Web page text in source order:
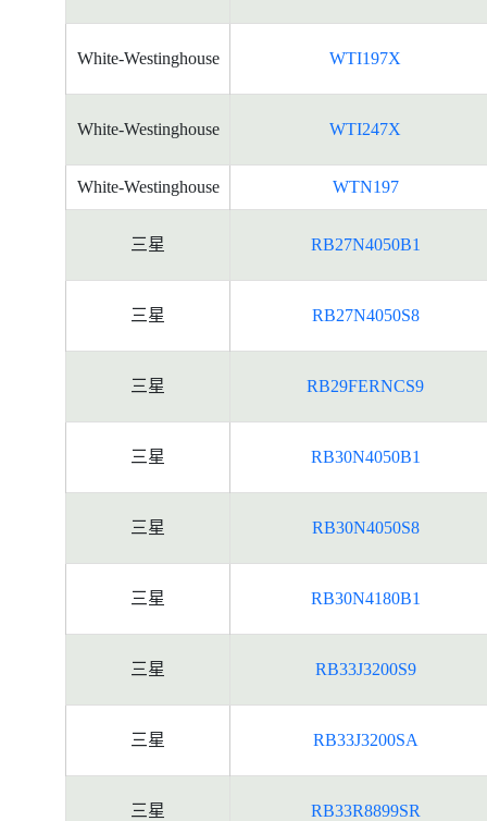
White-Westinghouse WTI197X
White-Westinghouse WTI247X
White-Westinghouse WTN197
三星 RB27N4050B1
三星 RB27N4050S8
三星 RB29FERNCS9
三星 RB30N4050B1
三星 RB30N4050S8
三星 RB30N4180B1
三星 RB33J3200S9
三星 RB33J3200SA
三星 RB33R8899SR